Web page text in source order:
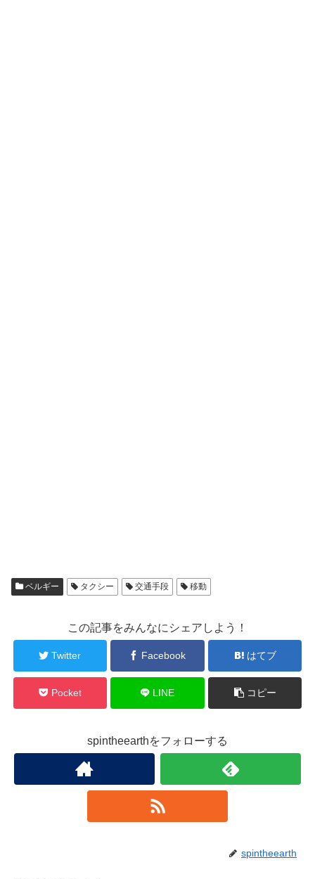
ベルギー タクシー 交通手段 移動
この記事をみんなにシェアしよう！
Twitter Facebook はてブ
Pocket LINE コピー
spintheearthをフォローする
spintheearth